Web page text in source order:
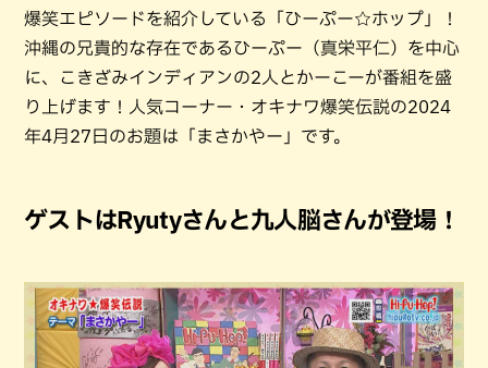
爆笑エピソードを紹介している「ひーぷー☆ホップ」！
沖縄の兄貴的な存在であるひーぷー（真栄平仁）を中心
に、こきざみインディアンの2人とかーこーが番組を盛
り上げます！人気コーナー・オキナワ爆笑伝説の2024
年4月27日のお題は「まさかやー」です。
ゲストはRyutyさんと九人脳さんが登場！